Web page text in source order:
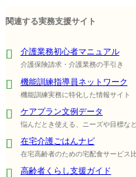
関連する実務支援サイト
介護業務初心者マニュアル
介護保険請求・介護業務の手引き
機能訓練指導員ネットワーク
機能訓練実務に特化した情報サイト
ケアプラン文例データ
悩んだとき使える、ニーズや目標な
在宅介護ごはんナビ
在宅高齢者のための宅配食サービス
高齢者くらし支援ガイド